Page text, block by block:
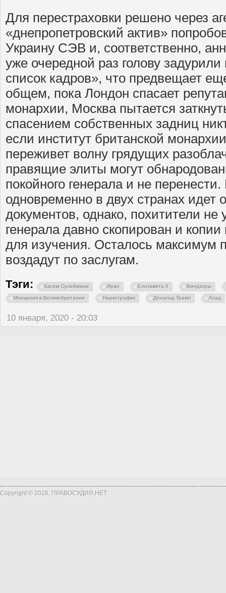
Для перестраховки решено через
«днепропетровский актив»
Украину СЭВ и, соответственно,
уже очередной раз голову
список кадров», что предвещает
общем, пока Лондон спасает
монархии, Москва пытается
спасением собственных задниц
если институт британской
переживет волну грядущих
правящие элиты могут
покойного генерала и не перенести.
одновременно в двух странах
документов, однако, похитители не
генерала давно скопирован и
для изучения. Осталось максимум
воздадут по заслугам.
Тэги: Касем Сулеймани Иран Елизавета II Виндзоры
Монархия в Великобритании Наркотрафик Дональд Трамп Асад
10 января, 2020 - 20:03
Copyright © 2026, ПРАВОСУДИЯ.НЕТ